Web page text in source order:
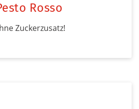
Rosso
Zuckerzusatz!